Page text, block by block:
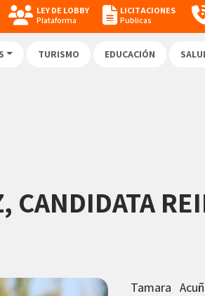
LEY DE LOBBY
Plataforma
LICITACIONES
Publicas
TURISMO EDUCACIÓN
CANDIDATA
Tamara